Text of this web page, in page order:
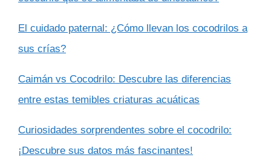
El cuidado paternal: ¿Cómo llevan los cocodrilos a
sus crías?
Caimán vs Cocodrilo: Descubre las diferencias
entre estas temibles criaturas acuáticas
Curiosidades sorprendentes sobre el cocodrilo:
¡Descubre sus datos más fascinantes!